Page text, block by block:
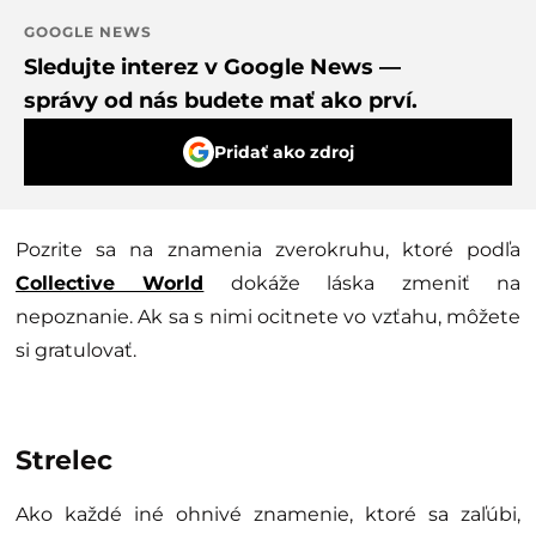
GOOGLE NEWS
Sledujte interez v Google News —
správy od nás budete mať ako prví.
Pridať ako zdroj
Pozrite sa na znamenia zverokruhu, ktoré podľa
Collective World dokáže láska zmeniť na
nepoznanie. Ak sa s nimi ocitnete vo vzťahu, môžete
si gratulovať.
Strelec
Ako každé iné ohnivé znamenie, ktoré sa zaľúbi,